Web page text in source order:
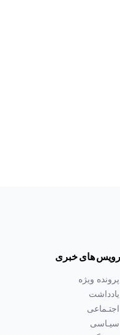
های خبری
پرونده ویژه
یادداشت
اجتـماعی
سیـاسی